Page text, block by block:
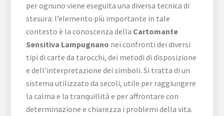
per ognuno viene eseguita una diversa tecnica di
stesura: l’elemento più importante in tale
contesto è la conoscenza della Cartomante
Sensitiva Lampugnano nei confronti dei diversi
tipi di carte da tarocchi, dei metodi di disposizione
e dell’interpretazione dei simboli. Si tratta di un
sistema utilizzato da secoli, utile per raggiungere
la calma e la tranquillità e per affrontare con
determinazione e chiarezza i problemi della vita.